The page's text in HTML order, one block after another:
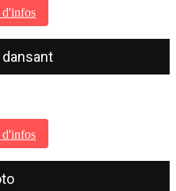
d'infos
dansant
d'infos